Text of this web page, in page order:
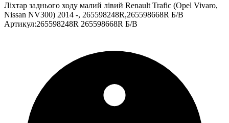
Ліхтар заднього ходу малий лівий Renault Trafic (Opel Vivaro,
Nissan NV300) 2014 -, 265598248R,265598668R Б/В
Артикул:265598248R 265598668R Б/В